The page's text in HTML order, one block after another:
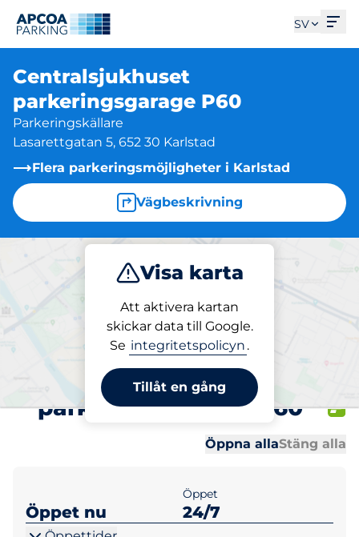
SV
Centralsjukhuset
parkeringsgarage P60
Parkeringskällare
Lasarettgatan 5, 652 30 Karlstad
Flera parkeringsmöjligheter i Karlstad
Vägbeskrivning
Visa karta
Att aktivera kartan
skickar data till Google.
Se integritetspolicyn .
Tillåt en gång
Parkera Ladda
Parkering på plats
Centralsjukhuset
parkeringsgarage P60
Öppna allaStäng alla
Öppet nu
Öppet
24/7